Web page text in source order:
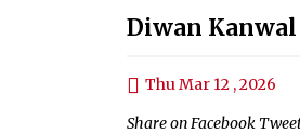
Diwan Kanwal
Thu Mar 12 , 2026
Share on Facebook Tweet